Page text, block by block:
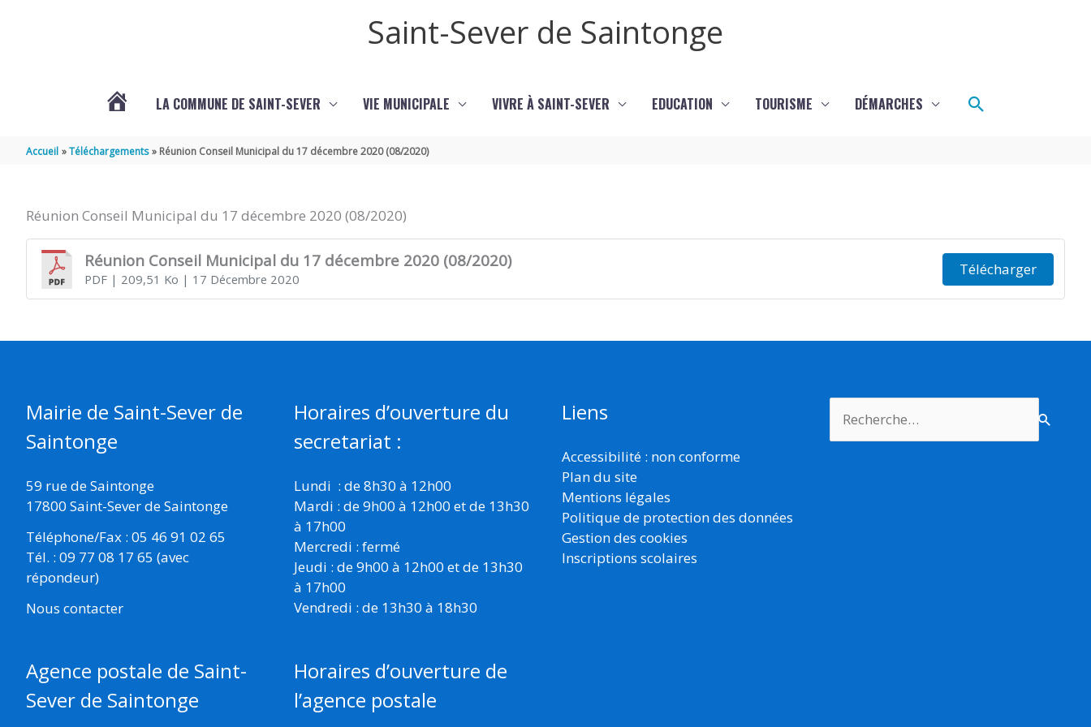
Saint-Sever de Saintonge
SEVER
DE
LA COMMUNE DE SAINT-SEVER VIE MUNICIPALE VIVRE À SAINT-SEVER EDUCATION TOURISME DÉMARCHES Rechercher
Accueil Téléchargements Réunion Conseil Municipal du 17 décembre 2020 (08/2020)
Réunion Conseil Municipal du 17 décembre 2020 (08/2020)
Réunion Conseil Municipal du 17 décembre 2020 (08/2020)
PDF| 209,51 Ko | 17 Décembre 2020
Télécharger
Mairie de Saint-Sever de
Saintonge
59 rue de Saintonge
17800 Saint-Sever de Saintonge
Téléphone/Fax : 05 46 91 02 65
Tél. : 09 77 08 17 65 (avec
répondeur)
Nous contacter
Agence postale de Saint-
Sever de Saintonge
Horaires d’ouverture du
secretariat :
Lundi : de 8h30 à 12h00
Mardi : de 9h00 à 12h00 et de 13h30
à 17h00
Mercredi : fermé
Jeudi : de 9h00 à 12h00 et de 13h30
à 17h00
Vendredi : de 13h30 à 18h30
Horaires d’ouverture de
l’agence postale
Liens
Accessibilité : non conforme
Plan du site
Mentions légales
Politique de protection des données
Gestion des cookies
Inscriptions scolaires